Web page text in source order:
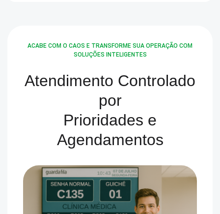
ACABE COM O CAOS E TRANSFORME SUA OPERAÇÃO COM
SOLUÇÕES INTELIGENTES
Atendimento Controlado
por
Prioridades e
Agendamentos